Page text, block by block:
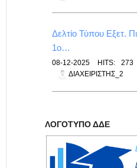
Δελτίο Τύπου Εξετ.
1ο…
08-12-2025 HITS: 273
ΔΙΑΧΕΙΡΙΣΤΉΣ_2
ΛΟΓΌΤΥΠΟ ΔΔΕ